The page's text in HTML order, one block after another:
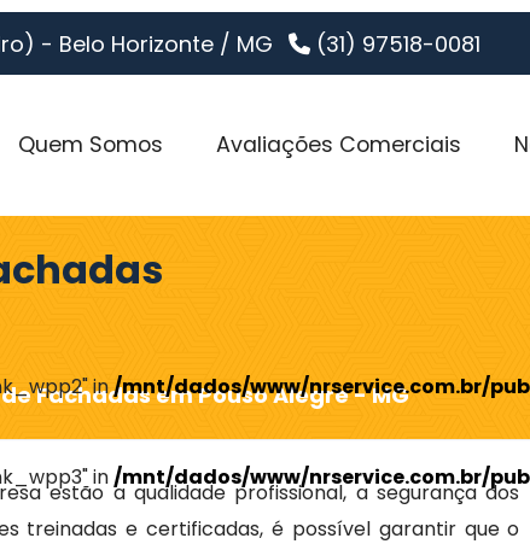
- Belo Horizonte / MG (31) 97518-0081
Quem Somos Avaliações Comerciais
Fachadas em Pouso Alegre - MG
in/mnt/dados/www/nrservice.com.br/
in /mnt/dados/www/nrservice.com.br/
estão a qualidade profissional, a segurança dos
treinadas e certificadas, é possível garantir que o